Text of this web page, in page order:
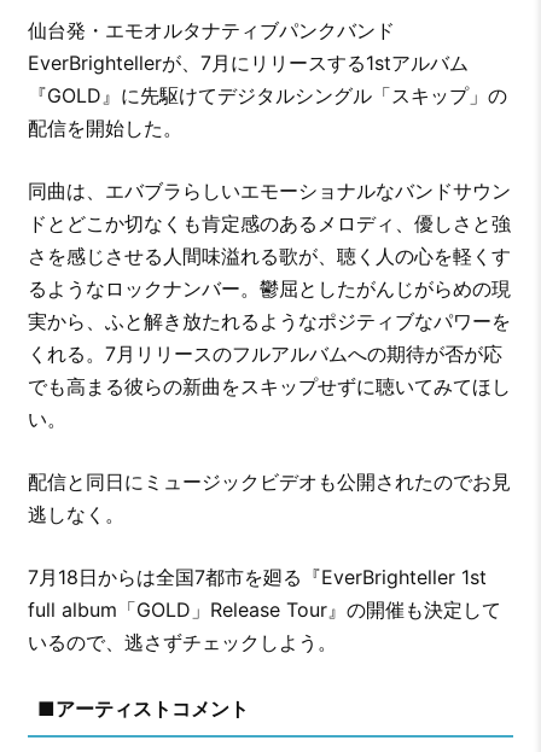
仙台発・エモオルタナティブパンクバンド
EverBrightellerが、7月にリリースする1stアルバム
『GOLD』に先駆けてデジタルシングル「スキップ」の
配信を開始した。
同曲は、エバブラらしいエモーショナルなバンドサウン
ドとどこか切なくも肯定感のあるメロディ、優しさと強
さを感じさせる人間味溢れる歌が、聴く人の心を軽くす
るようなロックナンバー。鬱屈としたがんじがらめの現
実から、ふと解き放たれるようなポジティブなパワーを
くれる。7月リリースのフルアルバムへの期待が否が応
でも高まる彼らの新曲をスキップせずに聴いてみてほし
い。
配信と同日にミュージックビデオも公開されたのでお見
逃しなく。
7月18日からは全国7都市を廻る『EverBrighteller 1st
full album「GOLD」Release Tour』の開催も決定して
いるので、逃さずチェックしよう。
■アーティストコメント